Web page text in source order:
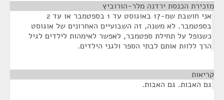
מזכירת הכנסת ירדנה מלר-הורוביץ
אני חושבת שמ-17 באוגוסט עד 1 בספטמבר או עד 2
בספטמבר. לא משנה, זה השבועיים האחרונים של אוגוסט
כשנופל על תחילת ספטמבר, לאפשר לאימהות לילדים לגיל
הרך ללוות אותם לבתי הספר ולגני הילדים.
קריאות
גם האבות. גם האבות.